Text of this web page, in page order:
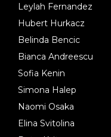
Leylah Fernandez
Hubert Hurkacz
Belinda Bencic
Bianca Andreescu
Sofia Kenin
Simona Halep
Naomi Osaka
Elina Svitolina